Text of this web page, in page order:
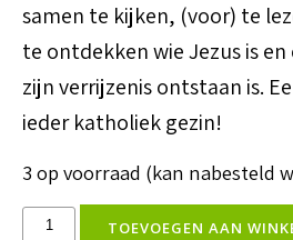
samen te kijken, (voor) te
te ontdekken wie Jezus is
zijn verrijzenis ontstaan is.
ieder katholiek gezin!
3 op voorraad (kan nabesteld
Het
TOEVOEGEN AAN